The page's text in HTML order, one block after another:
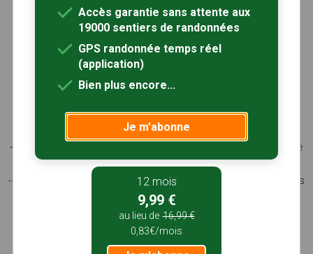
Abonnement Rando+ Calendrier randos
Sites partenaires Contactez-nous
Sentiers-en-France, grâce aux nombreux circuits de
- les spécificités des terroirs (sites et milieux naturels,
patrimoine …)
- les producteurs locaux et les artisans, garants du savoir-faire
et du patrimoine
- ceux qui œuvrent à faire connaître tout ce patrimoine par des
manifestations culturelles
- ceux qui accueillent les touristes dans leur hébergement, à
leur table
Accès garantie sans attente aux
19000 sentiers de randonnées
GPS randonnée temps réel
(application)
Bien plus encore...
Je m'abonne
12 mois
9,99 €
au lieu de 16,99 €
0,83€/mois